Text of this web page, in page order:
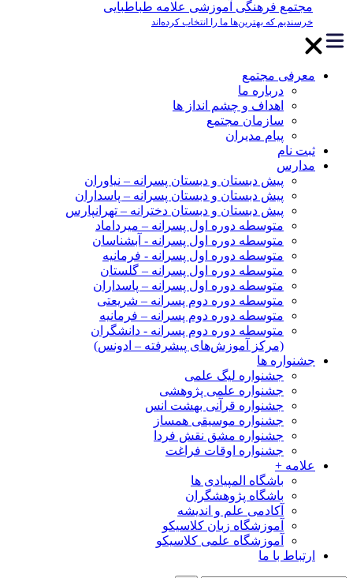
مجتمع فرهنگی آموزشی علامه طباطبایی
خرسندیم که بهترین‌ها ما را انتخاب کرده‌اند
معرفی مجتمع
درباره ما
اهداف و چشم انداز ها
سازمان مجتمع
پیام مدیران
ثبت نام
مدارس
پیش دبستان و دبستان پسرانه – نیاوران
پیش دبستان و دبستان پسرانه – پاسداران
پیش دبستان و دبستان دخترانه – تهرانپارس
متوسطه دوره اول پسرانه – میرداماد
متوسطه دوره اول پسرانه - آبشناسان
متوسطه دوره اول پسرانه - فرمانیه
متوسطه دوره اول پسرانه – گلستان
متوسطه دوره اول پسرانه – پاسداران
متوسطه دوره دوم پسرانه – شریعتی
متوسطه دوره دوم پسرانه – فرمانیه
متوسطه دوره دوم پسرانه - دانشگران
(مرکز آموزش‌های پیشرفته – ادونس)
جشنواره ها
جشنواره لیگ علمی
جشنواره علمی پژوهشی
جشنواره قرآنی بهشت انس
جشنواره موسیقی همساز
جشنواره مشق نقش فردا
جشنواره اوقات فراغت
علامه +
باشگاه المپیادی ها
باشگاه پژوهشگران
آکادمی علم و اندیشه
آموزشگاه زبان کلاسیکو
آموزشگاه علمی کلاسیکو
ارتباط با ما